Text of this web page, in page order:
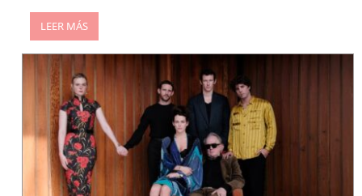
LEER MÁS